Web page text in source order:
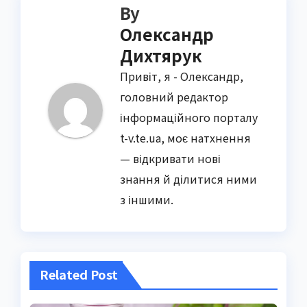
By
Олександр
Дихтярук
Привіт, я - Олександр,
головний редактор
інформаційного порталу
t-v.te.ua, моє натхнення
— відкривати нові
знання й ділитися ними
з іншими.
Related Post